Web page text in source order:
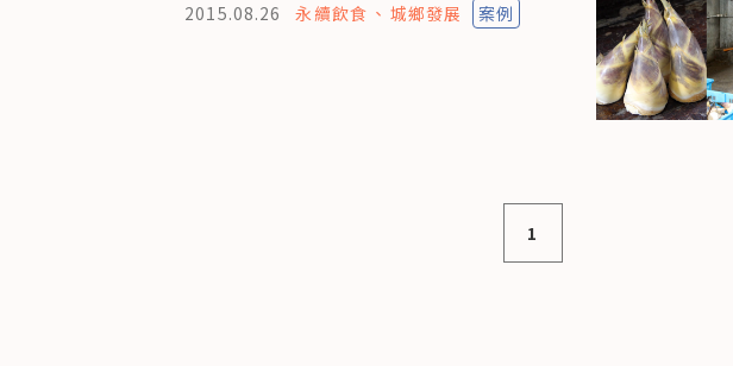
2015.08.26 永續飲食 城鄉發展 案例
1